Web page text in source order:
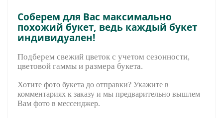
Соберем для Вас максимально
похожий букет, ведь каждый букет
индивидуален!
Подберем свежий цветок с учетом сезонности,
цветовой гаммы и размера букета.
Хотите фото букета до отправки? Укажите в
комментариях к заказу и мы предварительно вышлем
Вам фото в мессенджер.